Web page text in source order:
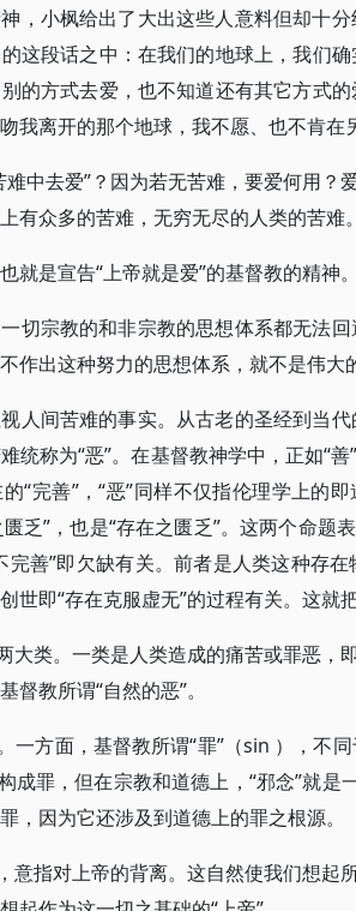
，小枫给出了大出这些人意料但却十
这段话之中：在我们的地球上，我们
的方式去爱，也不知道还有其它方式的
我离开的那个地球，我不愿、也不肯在
难中去爱”？因为若无苦难，要爱何用？
有众多的苦难，无穷无尽的人类的苦难。
就是宣告“上帝就是爱”的基督教的精神。
切宗教的和非宗教的思想体系都无法
作出这种努力的思想体系，就不是伟大
人间苦难的事实。从古老的圣经到当
统称为“恶”。在基督教神学中，正如“
“完善”，“恶”同样不仅指伦理学上的
匮乏”，也是“存在之匮乏”。这两个命题
完善”即欠缺有关。前者是人类这种存
世即“存在克服虚无”的过程有关。这就
大类。一类是人类造成的痛苦或罪恶，
督教所谓“自然的恶”。
一方面，基督教所谓“罪”（sin ），不
成罪，但在宗教和道德上，“邪念”就是
，因为它还涉及到道德上的罪之根源。
意指对上帝的背离。这自然使我们想起